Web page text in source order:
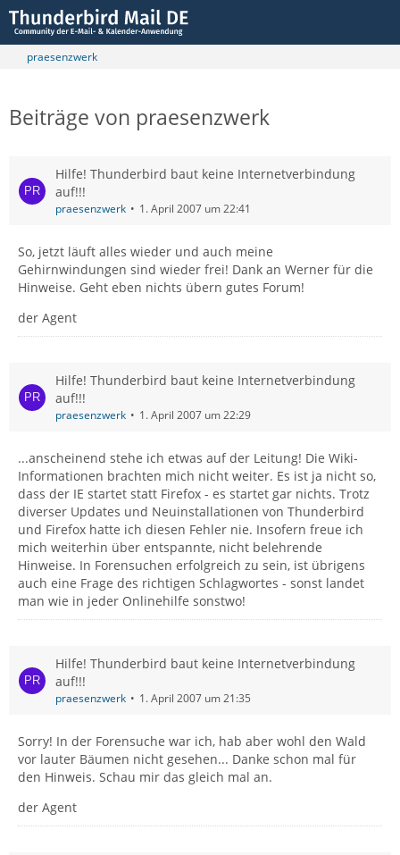
praesenzwerk
Beiträge von praesenzwerk
Hilfe! Thunderbird baut keine Internetverbindung
auf!!!
praesenzwerk 1. April 2007 um 22:41
So, jetzt läuft alles wieder und auch meine
Gehirnwindungen sind wieder frei! Dank an Werner für die
Hinweise. Geht eben nichts übern gutes Forum!
der Agent
Hilfe! Thunderbird baut keine Internetverbindung
auf!!!
praesenzwerk 1. April 2007 um 22:29
...anscheinend stehe ich etwas auf der Leitung! Die Wiki-
Informationen brachten mich nicht weiter. Es ist ja nicht so,
dass der IE startet statt Firefox - es startet gar nichts. Trotz
diverser Updates und Neuinstallationen von Thunderbird
und Firefox hatte ich diesen Fehler nie. Insofern freue ich
mich weiterhin über entspannte, nicht belehrende
Hinweise. In Forensuchen erfolgreich zu sein, ist übrigens
auch eine Frage des richtigen Schlagwortes - sonst landet
man wie in jeder Onlinehilfe sonstwo!
Hilfe! Thunderbird baut keine Internetverbindung
auf!!!
praesenzwerk 1. April 2007 um 21:35
Sorry! In der Forensuche war ich, hab aber wohl den Wald
vor lauter Bäumen nicht gesehen... Danke schon mal für
den Hinweis. Schau mir das gleich mal an.
der Agent